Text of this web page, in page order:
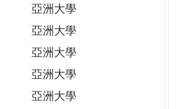
亞洲大學
亞洲大學
亞洲大學
亞洲大學
亞洲大學